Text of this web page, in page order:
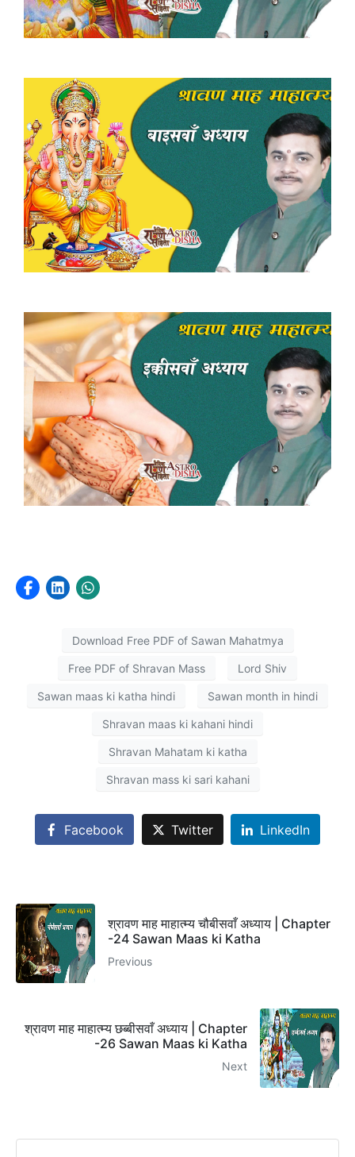
Download Free PDF of Sawan Mahatmya
Free PDF of Shravan Mass Lord Shiv
Sawan maas ki katha hindi Sawan month in hindi
Shravan maas ki kahani hindi
Shravan Mahatam ki katha
Shravan mass ki sari kahani
Facebook Twitter LinkedIn
श्रावण माह माहात्म्य चौबीसवाँ अध्याय | Chapter
-24 Sawan Maas ki Katha
Previous
श्रावण माह माहात्म्य छब्बीसवाँ अध्याय | Chapter
-26 Sawan Maas ki Katha
Next